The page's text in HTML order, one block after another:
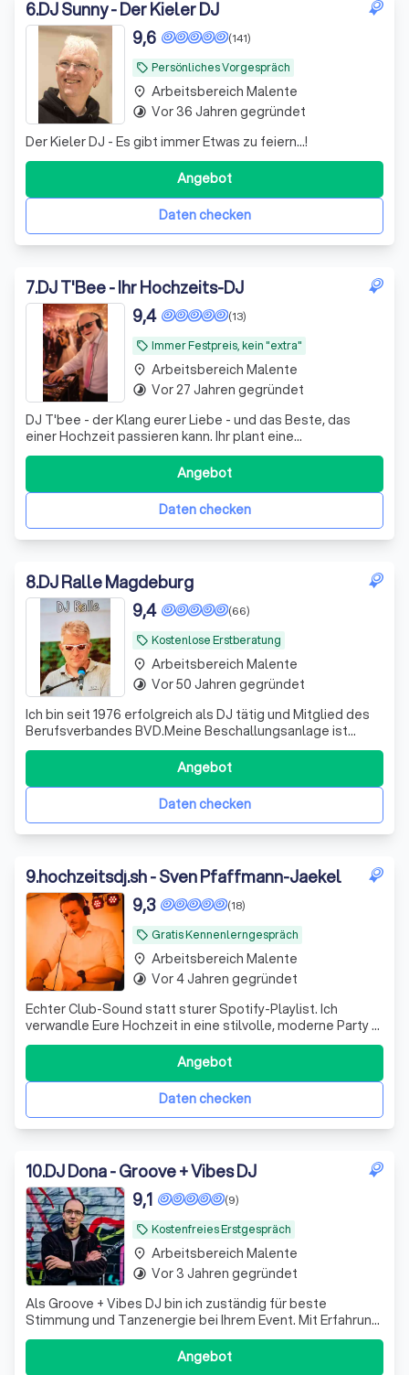
6.DJ Sunny - Der Kieler DJ
local_offer Persönliches Vorgespräch
(141)
9,6
Der Kieler DJ - Es gibt immer Etwas zu feiern...!
Daten checken
Angebot
place Arbeitsbereich Malente
timelapse Vor 36 Jahren gegründet
7.DJ T'Bee - Ihr Hochzeits-DJ
local_offer Immer Festpreis, kein "extra"
(13)
9,4
DJ T'bee - der Klang eurer Liebe - und das Beste, das
einer Hochzeit passieren kann. Ihr plant eine
Hochzeitsgala und sucht einen Profi, der auch bei der
Planung hilft? Et voila ..........
Daten checken
Angebot
place Arbeitsbereich Malente
timelapse Vor 27 Jahren gegründet
8.DJ Ralle Magdeburg
local_offer Kostenlose Erstberatung
(66)
9,4
Ich bin seit 1976 erfolgreich als DJ tätig und Mitglied des
Berufsverbandes BVD.Meine Beschallungsanlage ist
professionell hochwertig,so daß eine exzellente
Soundqualität gewährleistet ist.Die Lichttechnik ist
raumfüllend und vielseitig. (LED-LICHT,
Laserlicht,Schwarzlicht, Flächenstrahler u.v.m.)Bi
Daten checken
Angebot
place Arbeitsbereich Malente
timelapse Vor 50 Jahren gegründet
9.hochzeitsdj.sh - Sven Pfaffmann-Jaekel
local_offer Gratis Kennenlerngespräch
(18)
9,3
Echter Club-Sound statt sturer Spotify-Playlist. Ich
verwandle Eure Hochzeit in eine stilvolle, moderne Party –
mit fließenden Live-Mixes auf Augenhöhe.
Daten checken
Angebot
place Arbeitsbereich Malente
timelapse Vor 4 Jahren gegründet
10.DJ Dona - Groove + Vibes DJ
local_offer Kostenfreies Erstgespräch
(9)
9,1
Als Groove + Vibes DJ bin ich zuständig für beste
Stimmung und Tanzenergie bei Ihrem Event. Mit Erfahrung
und Feingefühl verbreite ich gerne Tanzlaune!
Spezialgebiete: Groove Funk Soul, 70er 80er 90er
Angebot
place Arbeitsbereich Malente
timelapse Vor 3 Jahren gegründet